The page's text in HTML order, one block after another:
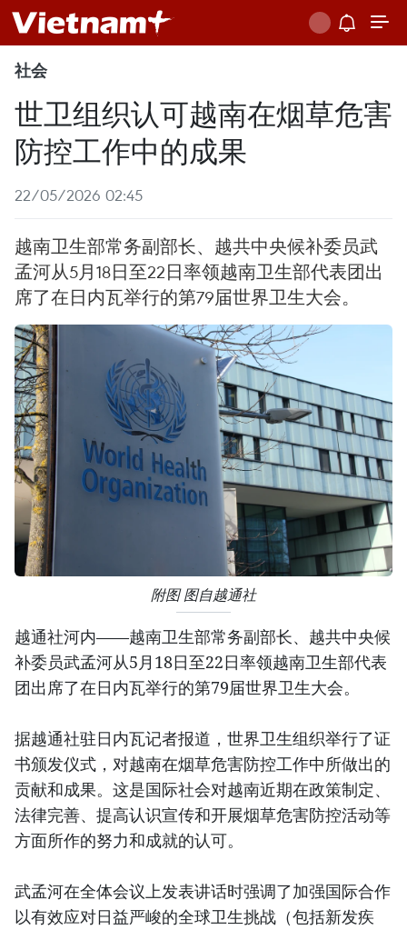
社会
世卫组织认可越南在烟草危害
防控工作中的成果
22/05/2026 02:45
越南卫生部常务副部长、越共中央候补委员武
孟河从5月18日至22日率领越南卫生部代表团出
席了在日内瓦举行的第79届世界卫生大会。
附图 图自越通社
越通社河内——越南卫生部常务副部长、越共中央候
补委员武孟河从5月18日至22日率领越南卫生部代表
团出席了在日内瓦举行的第79届世界卫生大会。
据越通社驻日内瓦记者报道，世界卫生组织举行了证
书颁发仪式，对越南在烟草危害防控工作中所做出的
贡献和成果。这是国际社会对越南近期在政策制定、
法律完善、提高认识宣传和开展烟草危害防控活动等
方面所作的努力和成就的认可。
武孟河在全体会议上发表讲话时强调了加强国际合作
以有效应对日益严峻的全球卫生挑战（包括新发疾